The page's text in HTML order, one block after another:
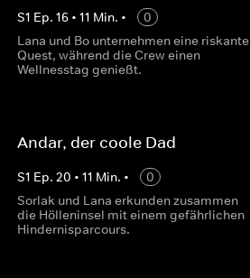
S1 Ep. 16• 11 Min. •
0
Lana und Bo unternehmen eine riskante
Quest, während die Crew einen
Wellnesstag genießt.
Andar, der coole Dad
S1 Ep. 20 • 11 Min. •
0
Sorlak und Lana erkunden zusammen
die Hölleninsel mit einem gefährlichen
Hindernisparcours.